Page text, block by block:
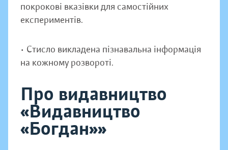
покрокові вказівки для самостійних
експериментів.
• Стисло викладена пізнавальна інформація
на кожному розвороті.
Про видавництво
«Видавництво
«Богдан»»